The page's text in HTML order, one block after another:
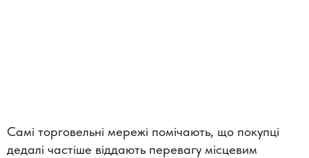
Самі торговельні мережі помічають, що покупці
дедалі частіше віддають перевагу місцевим